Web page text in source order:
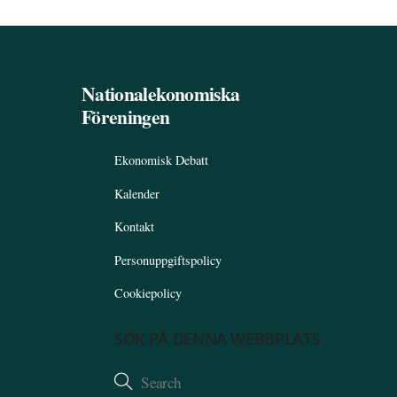
Nationalekonomiska
Föreningen
Ekonomisk Debatt
Kalender
Kontakt
Personuppgiftspolicy
Cookiepolicy
SÖK PÅ DENNA WEBBPLATS